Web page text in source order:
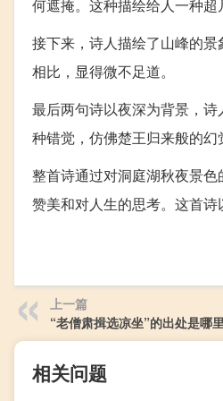
何遮掩。这种描绘给人一种超
接下来，诗人描绘了山峰的
相比，显得微不足道。
最后两句诗以夜深为背景，
种错觉，仿佛楚王归来般的幻
整首诗通过对洞庭湖秋夜景
赞美和对人生的思考。这首诗
上一篇
“老僧肃揖选凉坐”的出处是哪里
相关问题